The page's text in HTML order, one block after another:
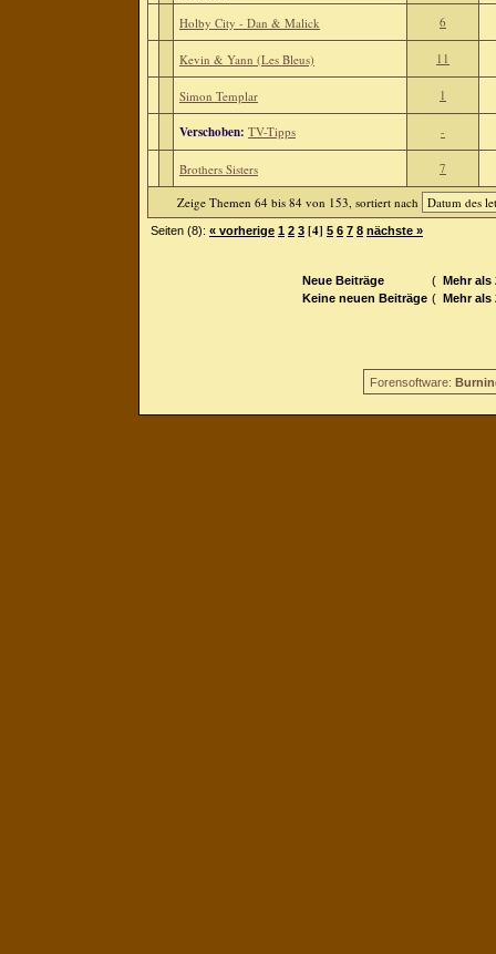
Holby City - Dan & Malick 6
Kevin & Yann (Les Bleus) 11
Simon Templar 1
Verschoben: TV-Tipps -
Brothers Sisters 7
Zeige Themen 64 bis 84 von 153, sortiert nach
Seiten (8): « vorherige 1 2 3 [4] 5 6 7 8 nächste »
Neue Beiträge ( Mehr als
Keine neuen Beiträge ( Mehr als
Forensoftware: